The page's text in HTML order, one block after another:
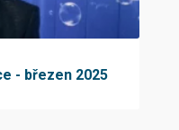
- březen 2025